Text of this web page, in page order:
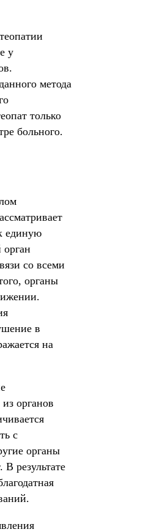
у
метода
только
больного.
единую
со всеми
органы
в
на
органов
с
органы
В результате